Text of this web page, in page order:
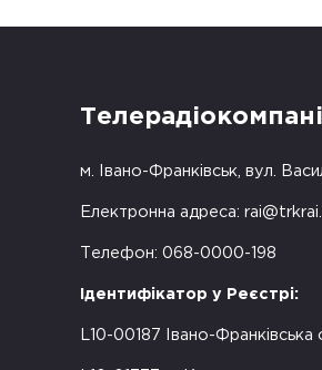
м. Івано-Франківськ, вул.
Електронна адреса:
Телефон: 068-0000-198
Ідентифікатор у Реєстрі:
L10-00187 Івано-Франківська